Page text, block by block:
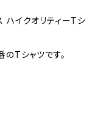
イクオリティーTシ
Tシャツです。